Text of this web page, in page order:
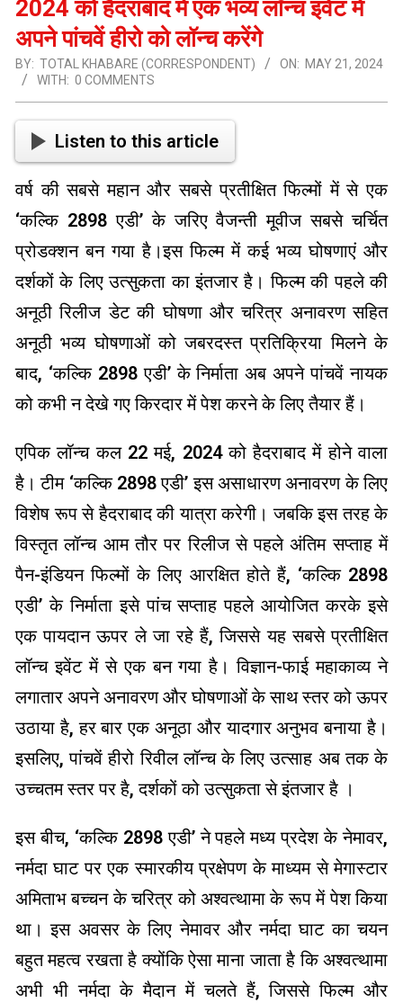
2024 को हैदराबाद में एक भव्य लॉन्च इवेंट में
अपने पांचवें हीरो को लॉन्च करेंगे
BY: TOTAL KHABARE (CORRESPONDENT) ON: MAY 21, 2024
WITH: 0 COMMENTS
Listen to this article
वर्ष की सबसे महान और सबसे प्रतीक्षित फिल्मों में से एक
‘कल्कि 2898 एडी’ के जरिए वैजन्ती मूवीज सबसे चर्चित
प्रोडक्शन बन गया है।इस फिल्म में कई भव्य घोषणाएं और
दर्शकों के लिए उत्सुकता का इंतजार है। फिल्म की पहले की
अनूठी रिलीज डेट की घोषणा और चरित्र अनावरण सहित
अनूठी भव्य घोषणाओं को जबरदस्त प्रतिक्रिया मिलने के
बाद, ‘कल्कि 2898 एडी’ के निर्माता अब अपने पांचवें नायक
को कभी न देखे गए किरदार में पेश करने के लिए तैयार हैं।
एपिक लॉन्च कल 22 मई, 2024 को हैदराबाद में होने वाला
है। टीम ‘कल्कि 2898 एडी’ इस असाधारण अनावरण के लिए
विशेष रूप से हैदराबाद की यात्रा करेगी। जबकि इस तरह के
विस्तृत लॉन्च आम तौर पर रिलीज से पहले अंतिम सप्ताह में
पैन-इंडियन फिल्मों के लिए आरक्षित होते हैं, ‘कल्कि 2898
एडी’ के निर्माता इसे पांच सप्ताह पहले आयोजित करके इसे
एक पायदान ऊपर ले जा रहे हैं, जिससे यह सबसे प्रतीक्षित
लॉन्च इवेंट में से एक बन गया है। विज्ञान-फाई महाकाव्य ने
लगातार अपने अनावरण और घोषणाओं के साथ स्तर को ऊपर
उठाया है, हर बार एक अनूठा और यादगार अनुभव बनाया है।
इसलिए, पांचवें हीरो रिवील लॉन्च के लिए उत्साह अब तक के
उच्चतम स्तर पर है, दर्शकों को उत्सुकता से इंतजार है ।
इस बीच, ‘कल्कि 2898 एडी’ ने पहले मध्य प्रदेश के नेमावर,
नर्मदा घाट पर एक स्मारकीय प्रक्षेपण के माध्यम से मेगास्टार
अमिताभ बच्चन के चरित्र को अश्वत्थामा के रूप में पेश किया
था। इस अवसर के लिए नेमावर और नर्मदा घाट का चयन
बहुत महत्व रखता है क्योंकि ऐसा माना जाता है कि अश्वत्थामा
अभी भी नर्मदा के मैदान में चलते हैं, जिससे फिल्म और